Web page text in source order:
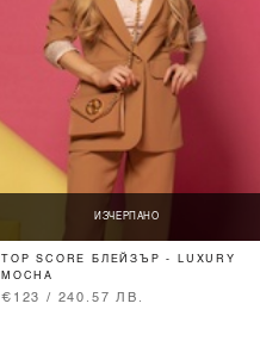
ИЗЧЕРПАНО
TOP SCORE БЛЕЙЗЪР - LUXURY
MOCHA
€123 / 240.57 ЛВ.